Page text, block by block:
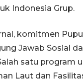
Indonesia Grup.
komitmen
Jawab Sosial
satu program
Laut dan